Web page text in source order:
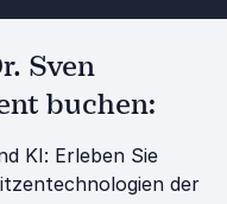
Sven
buchen:
KI: Erleben Sie
der